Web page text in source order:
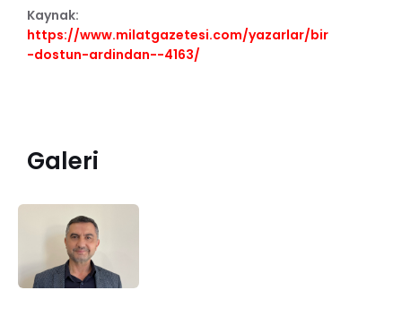
Kaynak:
https://www.milatgazetesi.com/yazarlar/bir
-dostun-ardindan--4163/
Galeri